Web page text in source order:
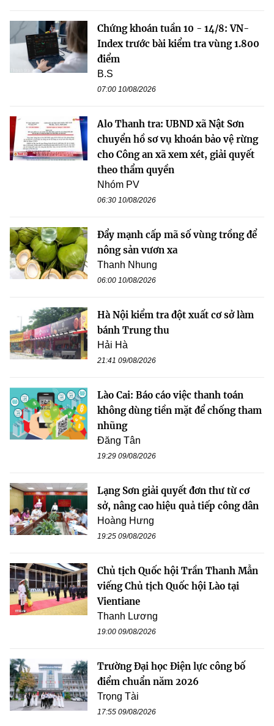
Chứng khoán tuần 10 - 14/8: VN-
Index trước bài kiểm tra vùng 1.800
điểm
B.S
07:00 10/08/2026
Alo Thanh tra: UBND xã Nật Sơn
chuyển hồ sơ vụ khoán bảo vệ rừng
cho Công an xã xem xét, giải quyết
theo thẩm quyền
Nhóm PV
06:30 10/08/2026
Đẩy mạnh cấp mã số vùng trồng để
nông sản vươn xa
Thanh Nhung
06:00 10/08/2026
Hà Nội kiểm tra đột xuất cơ sở làm
bánh Trung thu
Hải Hà
21:41 09/08/2026
Lào Cai: Báo cáo việc thanh toán
không dùng tiền mặt để chống tham
nhũng
Đăng Tân
19:29 09/08/2026
Lạng Sơn giải quyết đơn thư từ cơ
sở, nâng cao hiệu quả tiếp công dân
Hoàng Hưng
19:25 09/08/2026
Chủ tịch Quốc hội Trần Thanh Mẫn
viếng Chủ tịch Quốc hội Lào tại
Vientiane
Thanh Lương
19:00 09/08/2026
Trường Đại học Điện lực công bố
điểm chuẩn năm 2026
Trọng Tài
17:55 09/08/2026